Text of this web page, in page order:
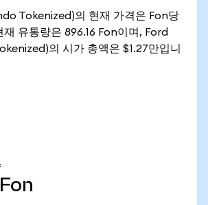
Tokenized)의 현재 가격은 Fon당
유통량은 896.16 Fon이며, Ford
의 시가 총액은 $1.27만입니
Fon